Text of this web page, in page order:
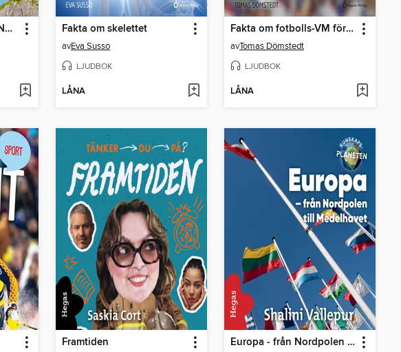
Megafakta om länder. Norge Fakta om skelettet
avEva Susso
LJUDBOK
LÅNA
Fakta om fotbolls-VM för herrar
avTomas Dömstedt
LJUDBOK
LÅNA
Framtiden Europa - från Nordpolen till Medelhavet